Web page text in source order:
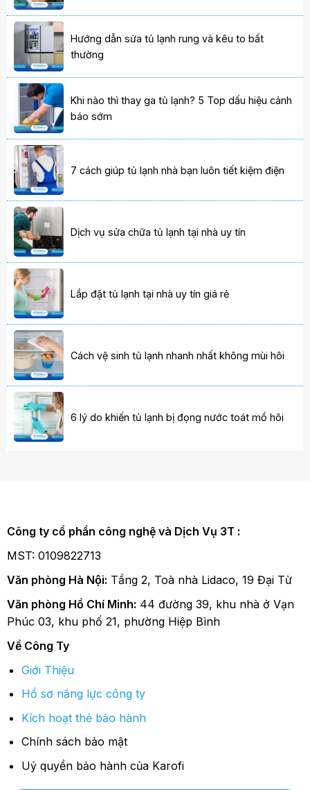
Hướng dẫn sửa tủ lạnh rung và kêu to bất
thường
Khi nào thì thay ga tủ lạnh? 5 Top dấu hiệu cảnh
báo sớm
7 cách giúp tủ lạnh nhà bạn luôn tiết kiệm điện
Dịch vụ sửa chữa tủ lạnh tại nhà uy tín
Lắp đặt tủ lạnh tại nhà uy tín giá rẻ
Cách vệ sinh tủ lạnh nhanh nhất không mùi hôi
6 lý do khiến tủ lạnh bị đọng nước toát mồ hôi
Công ty cổ phần công nghệ và Dịch Vụ 3T :
MST: 0109822713
Văn phòng Hà Nội: Tầng 2, Toà nhà Lidaco, 19 Đại Từ
Văn phòng Hồ Chí Minh: 44 đường 39, khu nhà ở Vạn
Phúc 03, khu phố 21, phường Hiệp Bình
Về Công Ty
Giới Thiệu
Hồ sơ năng lực công ty
Kích hoạt thẻ bảo hành
Chính sách bảo mật
Uỷ quyền bảo hành của Karofi